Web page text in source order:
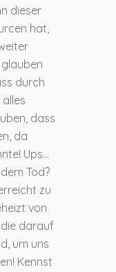
dieser
hat,
durch
dass
da
Ups…
Tod?
zu
von
die darauf
um uns
Kennst